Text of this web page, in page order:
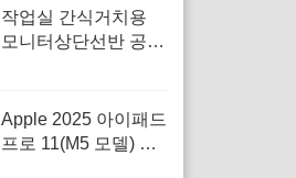
작업실 간식거치용
모니터상단선반 공유
작업 공간을 깔끔하
게 정리하고 싶은 사
Apple 2025 아이패드
프로 11(M5 모델) 스